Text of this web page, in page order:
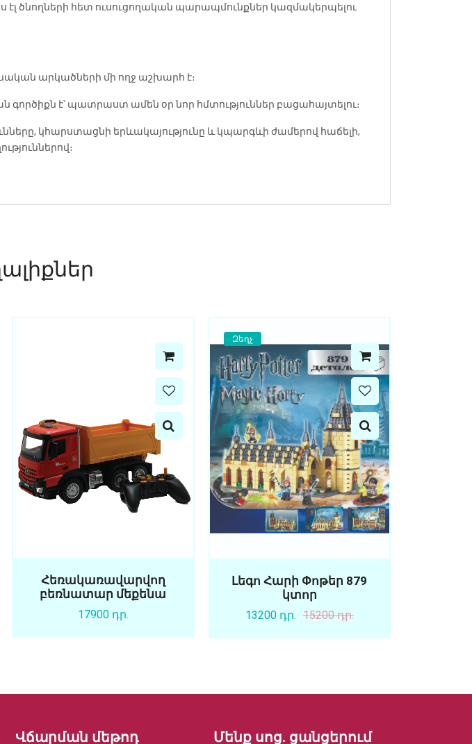
էլ ծնողների հետ ուսուցողական պարապմունքներ կազմակերպելու
արկածների մի ողջ աշխարհ է։
է՝ պատրաստ ամեն օր նոր հմտություններ բացահայտելու։
կհարստացնի երևակայությունը և կպարգևի ժամերով հաճելի,
Հեռակառավարվող
բեռնատար մեքենա
17900 դր.
Զեղչ
Լեգո Հարի Փոթեր 879
կտոր
13200 դր. 15200 դր.
Վճարման մեթոդ Մենք սոց. ցանցերում